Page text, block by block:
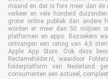
maand en dat is fors meer dan de
verkeer en vele honderd
groter online publiek dan andere
worden er meer dan 50 miljoen
platformen en apps. Bezoekers
ontvangen een rating van 4,5
Apple App Store. Ook deze
Reclamefolder.nl, waardoor
folderplatform van Nederland
consumenten een actueel,